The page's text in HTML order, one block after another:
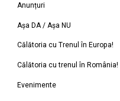
Anunțuri
Așa DA / Așa NU
Călătoria cu Trenul în Europa!
Călătoria cu trenul în România!
Evenimente